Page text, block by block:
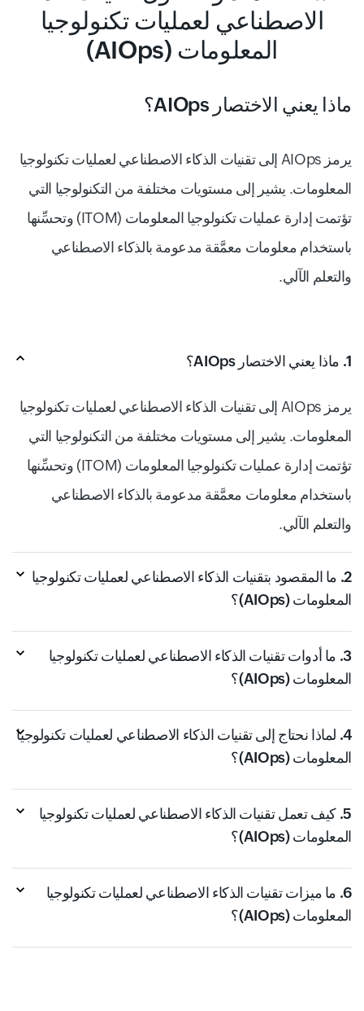
الاصطناعي لعمليات تكنولوجيا
المعلومات (AIOps)
ماذا يعني الاختصار AIOps؟
يرمز AIOps إلى تقنيات الذكاء الاصطناعي لعمليات تكنولوجيا
المعلومات. يشير إلى مستويات مختلفة من التكنولوجيا التي
تؤتمت إدارة عمليات تكنولوجيا المعلومات (ITOM) وتحسِّنها
باستخدام معلومات معمَّقة مدعومة بالذكاء الاصطناعي
والتعلم الآلي.
1. ماذا يعني الاختصار AIOps؟
يرمز AIOps إلى تقنيات الذكاء الاصطناعي لعمليات تكنولوجيا
المعلومات. يشير إلى مستويات مختلفة من التكنولوجيا التي
تؤتمت إدارة عمليات تكنولوجيا المعلومات (ITOM) وتحسِّنها
باستخدام معلومات معمَّقة مدعومة بالذكاء الاصطناعي
والتعلم الآلي.
2. ما المقصود بتقنيات الذكاء الاصطناعي لعمليات تكنولوجيا
المعلومات (AIOps)؟
3. ما أدوات تقنيات الذكاء الاصطناعي لعمليات تكنولوجيا
المعلومات (AIOps)؟
4. لماذا نحتاج إلى تقنيات الذكاء الاصطناعي لعمليات تكنولوجيا
المعلومات (AIOps)؟
5. كيف تعمل تقنيات الذكاء الاصطناعي لعمليات تكنولوجيا
المعلومات (AIOps)؟
6. ما ميزات تقنيات الذكاء الاصطناعي لعمليات تكنولوجيا
المعلومات (AIOps)؟